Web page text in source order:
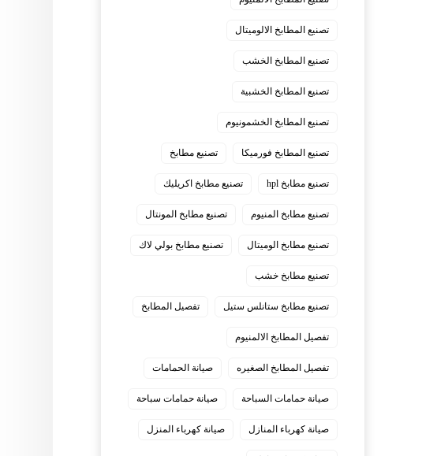
تصنيع المطابخ الالوميتال
تصنيع المطابخ الخشب
تصنيع المطابخ الخشبية
تصنيع المطابخ الخشمونيوم
تصنيع المطابخ فورميكا تصنيع مطابخ
تصنيع مطابخ hpl تصنيع مطابخ اكريليك
تصنيع مطابخ المنيوم تصنيع مطابخ المونتال
تصنيع مطابخ الوميتال تصنيع مطابخ بولي لاك
تصنيع مطابخ خشب
تصنيع مطابخ ستانلس ستيل تفصيل المطابخ
تفصيل المطابخ الالمنيوم
تفصيل المطابخ الصغيره صيانة الحمامات
صيانة حمامات السباحة صيانة حمامات سباحة
صيانة كهرباء المنازل صيانة كهرباء المنزل